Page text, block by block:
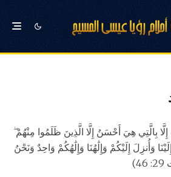
إِلَّا بِالَّتِي هِيَ أَحْسَنُ إِلَّا الَّذِينَ ظَلَمُوا مِنْهُمْ
وَأُنزِلَ إِلَيْكُمْ وَإِلَٰهُنَا وَإِلَٰهُكُمْ وَاحِدٌ وَنَحْنُ